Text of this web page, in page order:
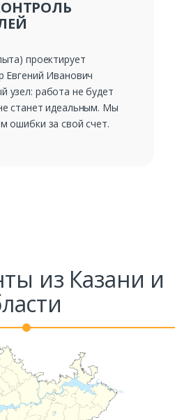
проектирует
Евгений Иванович
узел: работа не будет
станет идеальным. Мы
ошибки за свой счет.
из Казани и